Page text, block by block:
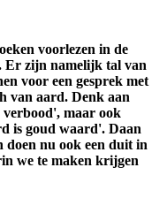
voorlezen in de
Er zijn namelijk tal van
voor een gesprek met
van aard. Denk aan
verbood', maar ook
is goud waard'. Daan
doen nu ook een duit in
we te maken krijgen